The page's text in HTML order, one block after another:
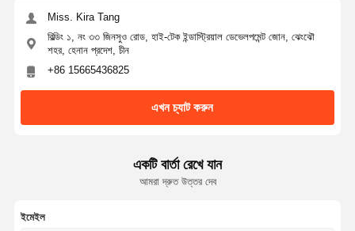
Miss. Kira Tang
বিল্ডিং ১, নং ৩৩ জিনসুও রোড, হাই-টেক ইন্ডাস্ট্রিয়াল ডেভেলপমেন্ট জোন, ঝেংঝৌ
শহর, হেনান প্রদেশ, চীন
+86 15665436825
এখন চ্যাট করুন
একটি বার্তা রেখে যান
আমরা দ্রুত উত্তর দেব
ইমেইল